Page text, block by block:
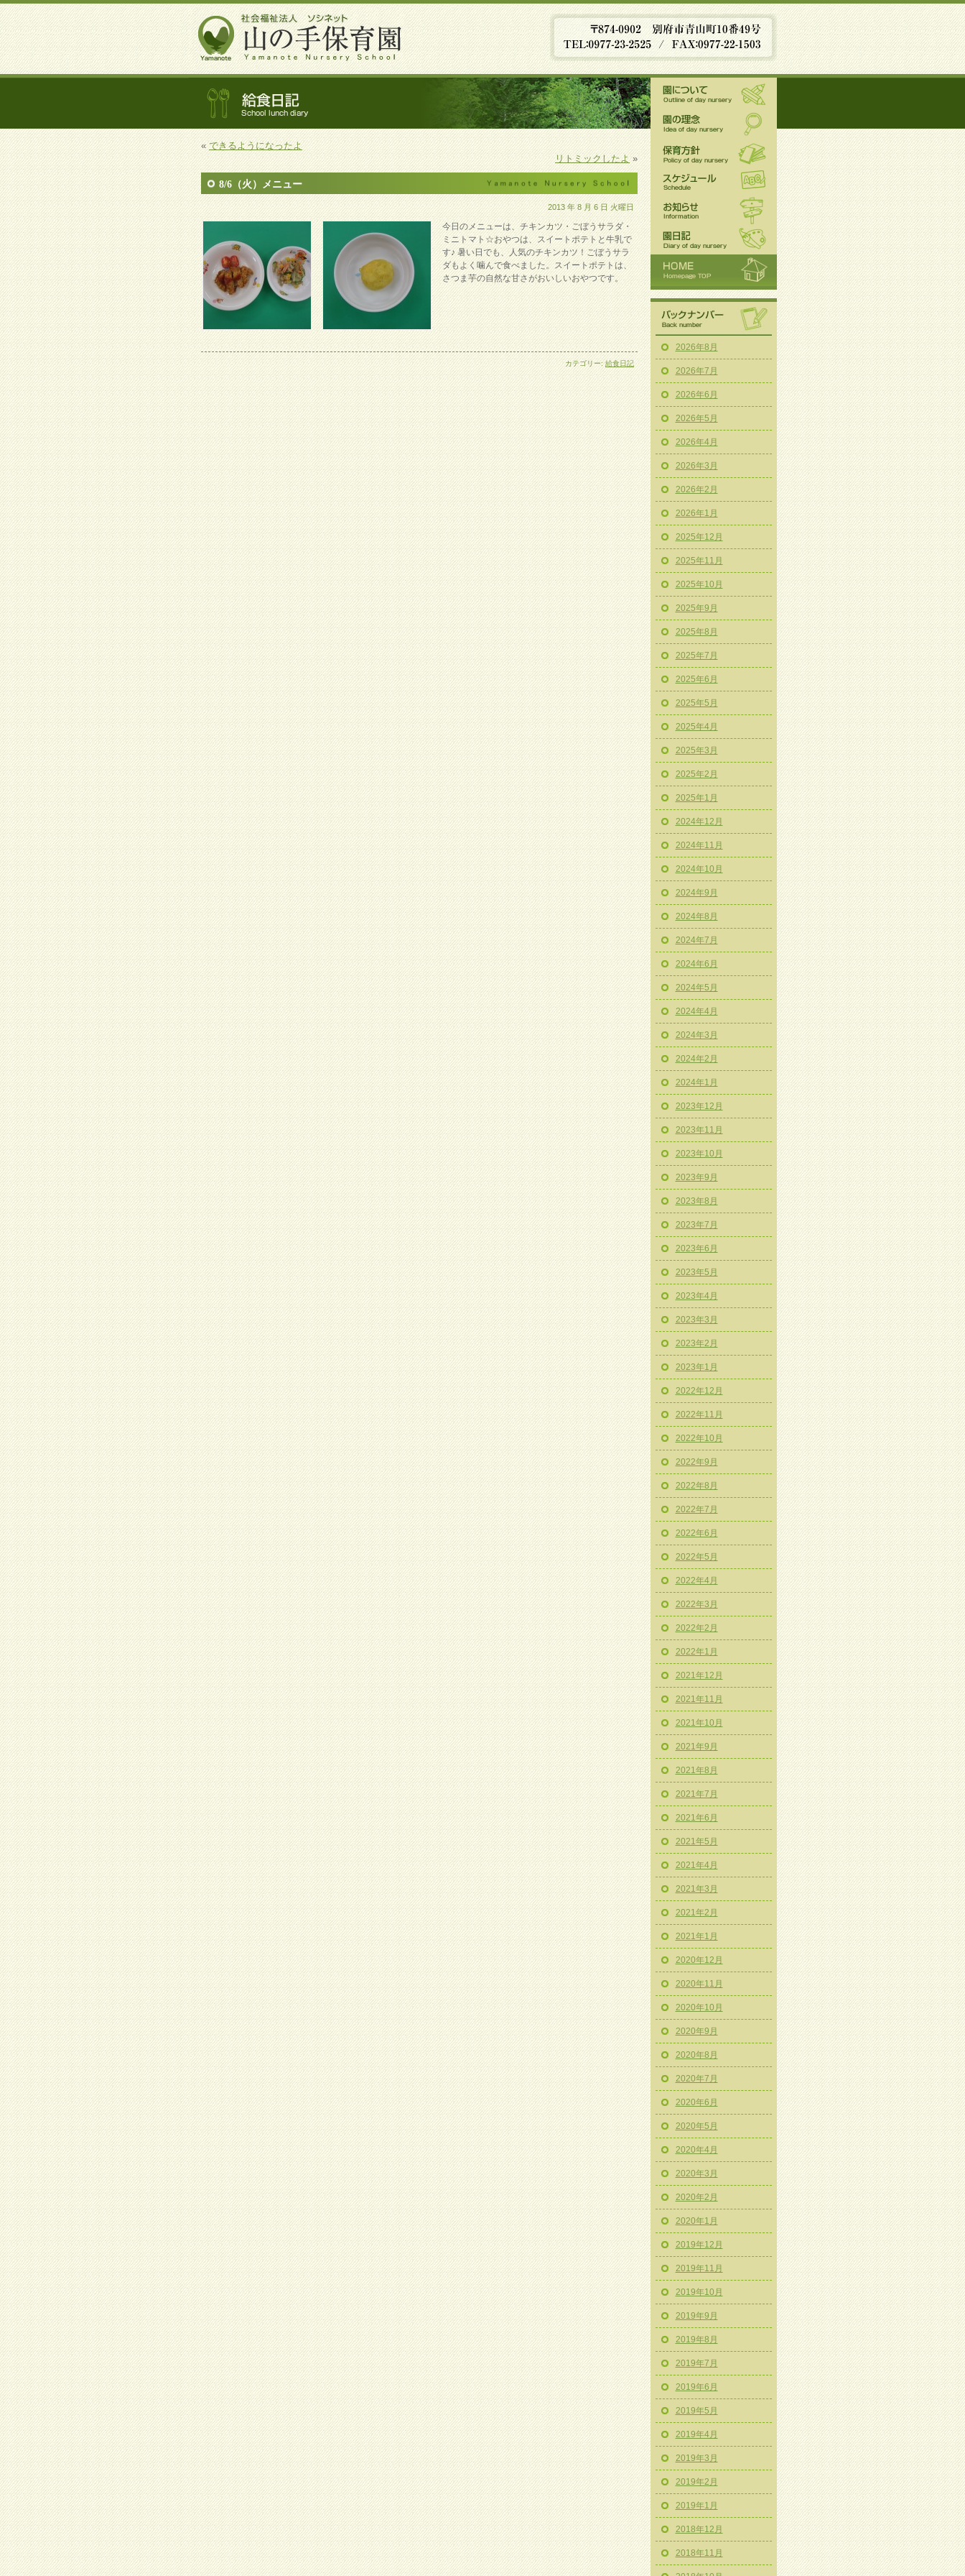
«できるようになったよ
リトミックしたよ »
8/6（火）メニュー
2013 年 8 月 6 日 火曜日
今日のメニューは、チキンカツ・ごぼうサラダ・
ミニトマト☆おやつは、スイートポテトと牛乳で
す♪ 暑い日でも、人気のチキンカツ！ごぼうサラ
ダもよく噛んで食べました。スイートポテトは、
さつま芋の自然な甘さがおいしいおやつです。
カテゴリー:給食日記
2026年8月
2026年7月
2026年6月
2026年5月
2026年4月
2026年3月
2026年2月
2026年1月
2025年12月
2025年11月
2025年10月
2025年9月
2025年8月
2025年7月
2025年6月
2025年5月
2025年4月
2025年3月
2025年2月
2025年1月
2024年12月
2024年11月
2024年10月
2024年9月
2024年8月
2024年7月
2024年6月
2024年5月
2024年4月
2024年3月
2024年2月
2024年1月
2023年12月
2023年11月
2023年10月
2023年9月
2023年8月
2023年7月
2023年6月
2023年5月
2023年4月
2023年3月
2023年2月
2023年1月
2022年12月
2022年11月
2022年10月
2022年9月
2022年8月
2022年7月
2022年6月
2022年5月
2022年4月
2022年3月
2022年2月
2022年1月
2021年12月
2021年11月
2021年10月
2021年9月
2021年8月
2021年7月
2021年6月
2021年5月
2021年4月
2021年3月
2021年2月
2021年1月
2020年12月
2020年11月
2020年10月
2020年9月
2020年8月
2020年7月
2020年6月
2020年5月
2020年4月
2020年3月
2020年2月
2020年1月
2019年12月
2019年11月
2019年10月
2019年9月
2019年8月
2019年7月
2019年6月
2019年5月
2019年4月
2019年3月
2019年2月
2019年1月
2018年12月
2018年11月